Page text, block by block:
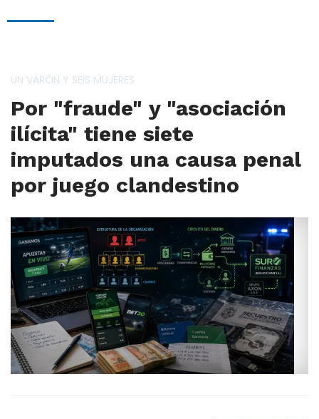
UN VARÓN Y SEIS MUJERES
Por "fraude" y "asociación
ilícita" tiene siete
imputados una causa penal
por juego clandestino